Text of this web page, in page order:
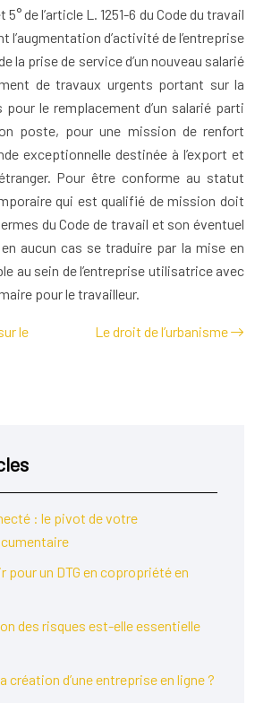
de l’article L. 1251-6 du Code du travail
l’augmentation d’activité de l’entreprise
la prise de service d’un nouveau salarié
de travaux urgents portant sur la
le remplacement d’un salarié parti
poste, pour une mission de renfort
exceptionnelle destinée à l’export et
Pour être conforme au statut
qui est qualifié de mission doit
du Code de travail et son éventuel
aucun cas se traduire par la mise en
au sein de l’entreprise utilisatrice avec
pour le travailleur.
le
Le droit de l’urbanisme
: le pivot de votre
pour un DTG en copropriété en
des risques est-elle essentielle
création d’une entreprise en ligne ?